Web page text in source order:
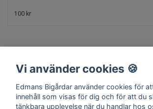
100 kr
Vi använder cookies 🍪
Edmans Bigårdar använder cookies för
innehåll som visas för dig och för att du
tänkbara upplevelse när du handlar hos